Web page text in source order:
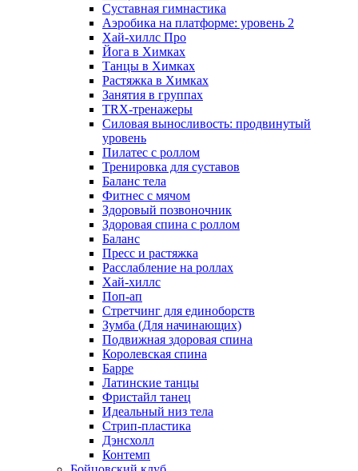
Суставная гимнастика
Аэробика на платформе: уровень 2
Хай-хиллс Про
Йога в Химках
Танцы в Химках
Растяжка в Химках
Занятия в группах
TRX-тренажеры
Силовая выносливость: продвинутый
уровень
Пилатес с роллом
Тренировка для суставов
Баланс тела
Фитнес с мячом
Здоровый позвоночник
Здоровая спина с роллом
Баланс
Пресс и растяжка
Расслабление на роллах
Хай-хиллс
Поп-ап
Стретчинг для единоборств
Зумба (Для начинающих)
Подвижная здоровая спина
Королевская спина
Барре
Латинские танцы
Фристайл танец
Идеальный низ тела
Стрип-пластика
Дэнсхолл
Контемп